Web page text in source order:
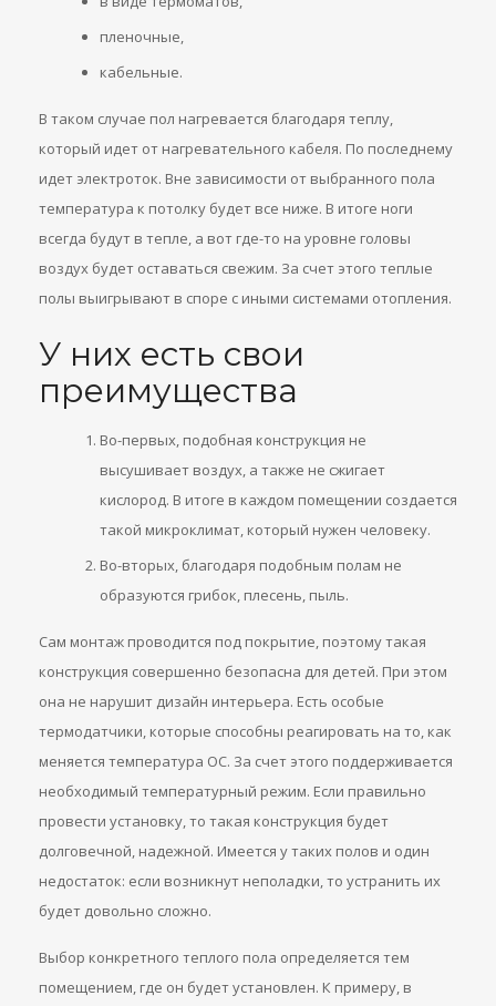
пленочные,
кабельные.
В таком случае пол нагревается благодаря теплу,
который идет от нагревательного кабеля. По последнему
идет электроток. Вне зависимости от выбранного пола
температура к потолку будет все ниже. В итоге ноги
всегда будут в тепле, а вот где-то на уровне головы
воздух будет оставаться свежим. За счет этого теплые
полы выигрывают в споре с иными системами отопления.
У них есть свои
преимущества
Во-первых, подобная конструкция не
высушивает воздух, а также не сжигает
кислород. В итоге в каждом помещении создается
такой микроклимат, который нужен человеку.
Во-вторых, благодаря подобным полам не
образуются грибок, плесень, пыль.
Сам монтаж проводится под покрытие, поэтому такая
конструкция совершенно безопасна для детей. При этом
она не нарушит дизайн интерьера. Есть особые
термодатчики, которые способны реагировать на то, как
меняется температура ОС. За счет этого поддерживается
необходимый температурный режим. Если правильно
провести установку, то такая конструкция будет
долговечной, надежной. Имеется у таких полов и один
недостаток: если возникнут неполадки, то устранить их
будет довольно сложно.
Выбор конкретного теплого пола определяется тем
помещением, где он будет установлен. К примеру, в